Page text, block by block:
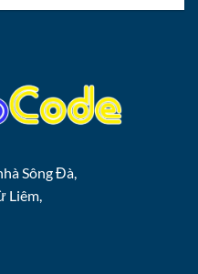
Sông Đà,
Liêm,